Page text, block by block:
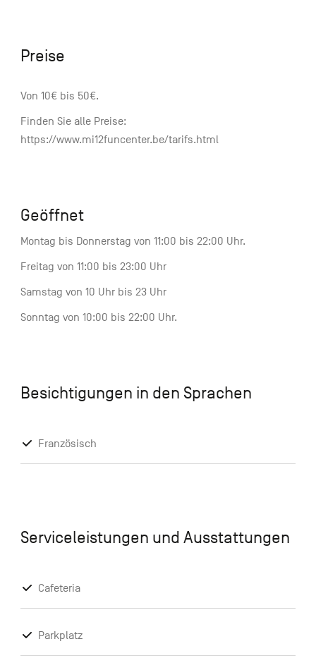
Preise
Von 10€ bis 50€.
Finden Sie alle Preise:
https://www.mi12funcenter.be/tarifs.html
Geöffnet
Montag bis Donnerstag von 11:00 bis 22:00 Uhr.
Freitag von 11:00 bis 23:00 Uhr
Samstag von 10 Uhr bis 23 Uhr
Sonntag von 10:00 bis 22:00 Uhr.
Besichtigungen in den Sprachen
Französisch
Serviceleistungen und Ausstattungen
Cafeteria
Parkplatz